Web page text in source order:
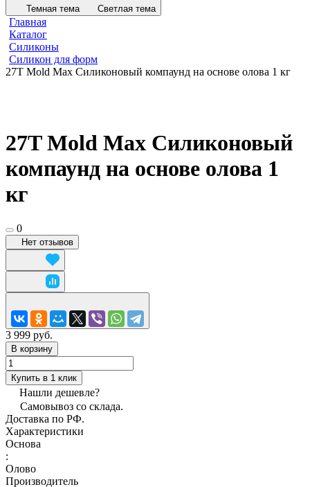
Темная тема Светлая тема
Главная
Каталог
Силиконы
Силикон для форм
27T Mold Max Силиконовый компаунд на основе олова 1 кг
27T Mold Max Силиконовый
компаунд на основе олова 1
кг
0
Нет отзывов
3 999 руб.
В корзину
Купить в 1 клик
Нашли дешевле?
Самовывоз со склада.
Доставка по РФ.
Характеристики
Основа
:
Олово
Производитель